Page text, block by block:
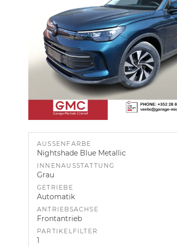
AUSSENFARBE
Nightshade Blue Metallic
INNENAUSSTATTUNG
Grau
GETRIEBE
Automatik
ANTRIEBSACHSE
Frontantrieb
PARTIKELFILTER
1